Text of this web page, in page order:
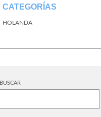
CATEGORÍAS
HOLANDA
BUSCAR